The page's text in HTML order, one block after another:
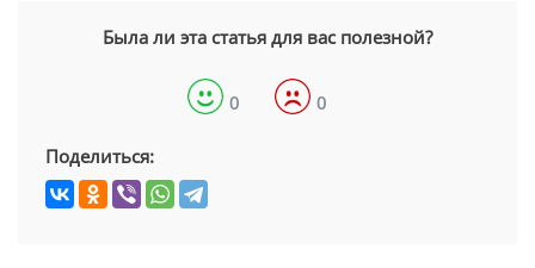
Была ли эта статья для вас полезной?
0 0
Поделиться: